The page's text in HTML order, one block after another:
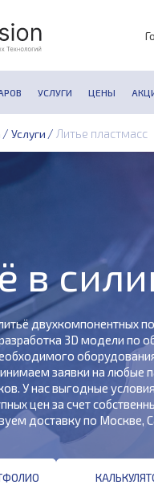
УСЛУГИ ЦЕНЫ
/ Услуги / Литье пластмасс
в
двухкомпонентных
3D модели по
заявки на любые
У нас выгодные
цен за счет
доставку по Москве,